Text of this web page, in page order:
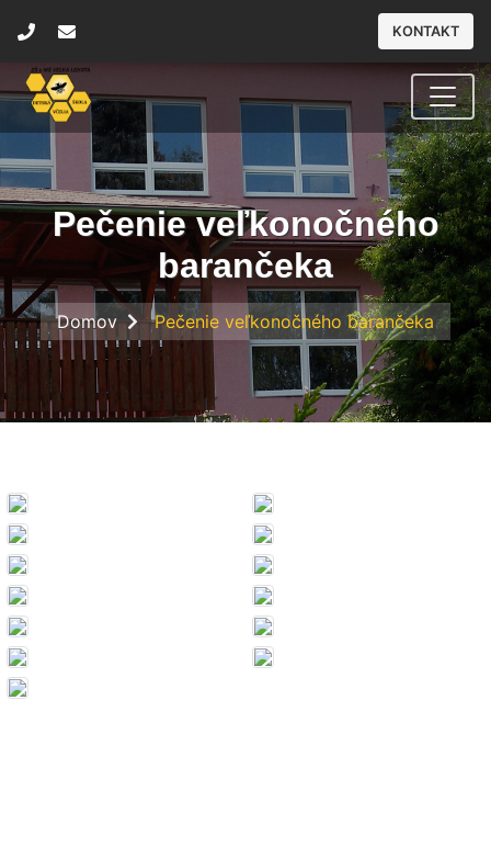
KONTAKT
Pečenie veľkonočného
barančeka
Domov Pečenie veľkonočného barančeka